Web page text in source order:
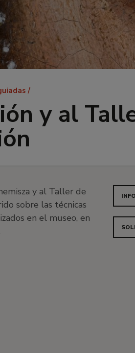
y al
y al Taller de
sobre las técnicas
en el museo, en